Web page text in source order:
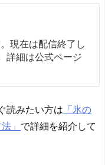
現在は配信終了し
詳細は公式ページ
読みたい方は 「氷の
」 で詳細を紹介して